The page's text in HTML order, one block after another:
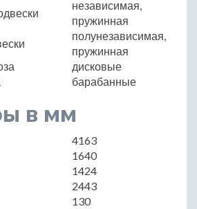
независимая,
пружинная
полунезависимая,
пружинная
дисковые
барабанные
в мм
4163
1640
1424
2443
130